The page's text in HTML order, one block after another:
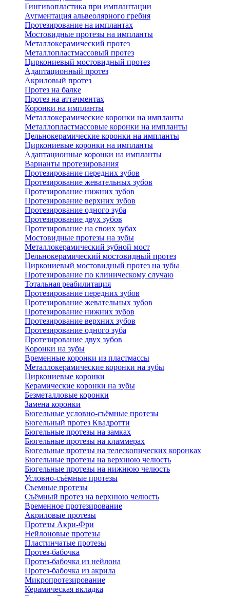
Гингивопластика при имплантации
Аугментация альвеолярного гребня
Протезирование на имплантах
Мостовидные протезы на импланты
Металлокерамический протез
Металлопластмассовый протез
Циркониевый мостовидный протез
Адаптационный протез
Акриловый протез
Протез на балке
Протез на аттачментах
Коронки на импланты
Металлокерамические коронки на импланты
Металлопластмассовые коронки на импланты
Цельнокерамические коронки на импланты
Циркониевые коронки на импланты
Адаптационные коронки на импланты
Варианты протезирования
Протезирование передних зубов
Протезирование жевательных зубов
Протезирование нижних зубов
Протезирование верхних зубов
Протезирование одного зуба
Протезирование двух зубов
Протезирование на своих зубах
Мостовидные протезы на зубы
Металлокерамический зубной мост
Цельнокерамический мостовидный протез
Циркониевый мостовидный протез на зубы
Протезирование по клиническому случаю
Тотальная реабилитация
Протезирование передних зубов
Протезирование жевательных зубов
Протезирование нижних зубов
Протезирование верхних зубов
Протезирование одного зуба
Протезирование двух зубов
Коронки на зубы
Временные коронки из пластмассы
Металлокерамические коронки на зубы
Циркониевые коронки
Керамические коронки на зубы
Безметалловые коронки
Замена коронки
Бюгельные условно-съёмные протезы
Бюгельный протез Квадротти
Бюгельные протезы на замках
Бюгельные протезы на кламмерах
Бюгельные протезы на телескопических коронках
Бюгельные протезы на верхнюю челюсть
Бюгельные протезы на нижнюю челюсть
Условно-съёмные протезы
Съемные протезы
Съёмный протез на верхнюю челюсть
Временное протезирование
Акриловые протезы
Протезы Акри-Фри
Нейлоновые протезы
Пластинчатые протезы
Протез-бабочка
Протез-бабочка из нейлона
Протез-бабочка из акрила
Микропротезирование
Керамическая вкладка